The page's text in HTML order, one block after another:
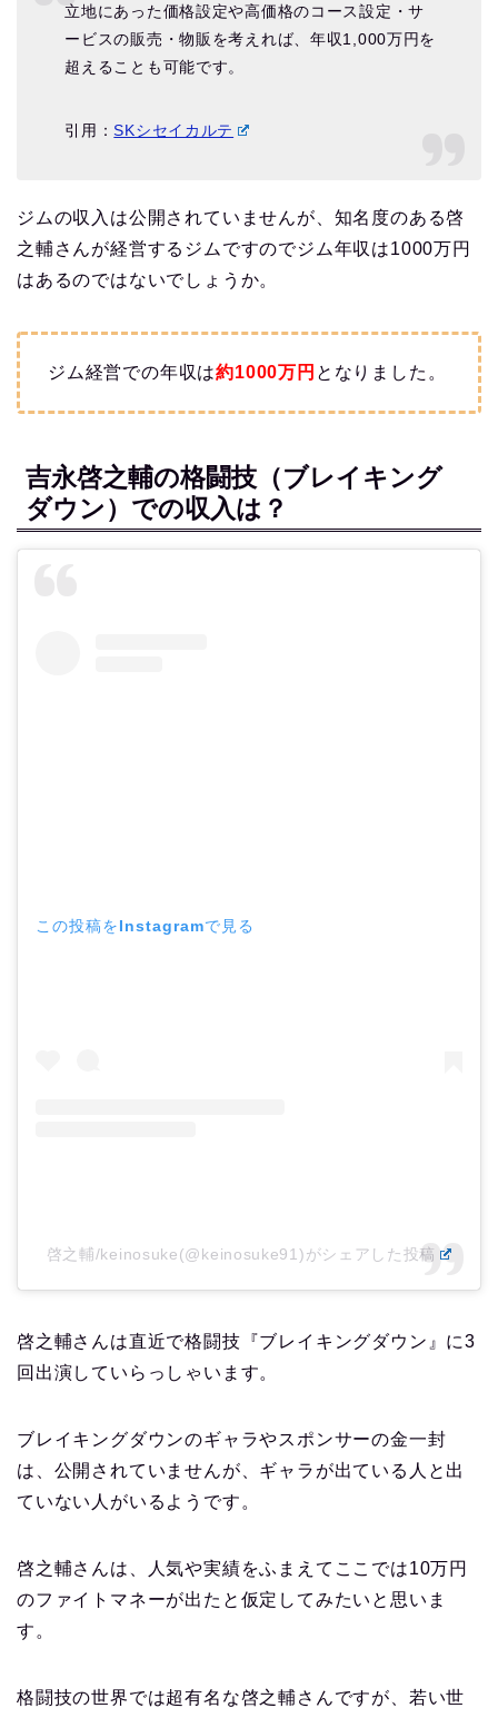
立地にあった価格設定や高価格のコース設定・サ
ービスの販売・物販を考えれば、年収1,000万円を
超えることも可能です。
引用：SKシセイカルテ
ジムの収入は公開されていませんが、知名度のある啓
之輔さんが経営するジムですのでジム年収は1000万円
はあるのではないでしょうか。
ジム経営での年収は約1000万 円 となりました。
吉永啓之輔の格闘技（ブレイキング
ダウン）での収入は？
この投稿をInstagramで見る
啓之輔/keinosuke(@keinosuke91)がシェアした投稿
啓之輔さんは直近で格闘技『ブレイキングダウン』に3
回出演していらっしゃいます。
ブレイキングダウンのギャラやスポンサーの金一封
は、公開されていませんが、ギャラが出ている人と出
ていない人がいるようです。
啓之輔さんは、人気や実績をふまえてここでは10万円
のファイトマネーが出たと仮定してみたいと思いま
す。
格闘技の世界では超有名な啓之輔さんですが、若い世